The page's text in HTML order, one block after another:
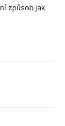
způsob jak